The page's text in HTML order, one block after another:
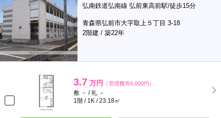
弘南鉄道弘南線 弘前東高前駅/徒歩15分
青森県弘前市大字取上５丁目 3-18
2階建 / 築22年
3.7 万円 （管理費等6,000円）
敷 － / 礼 －
1階 / 1K / 23.18㎡